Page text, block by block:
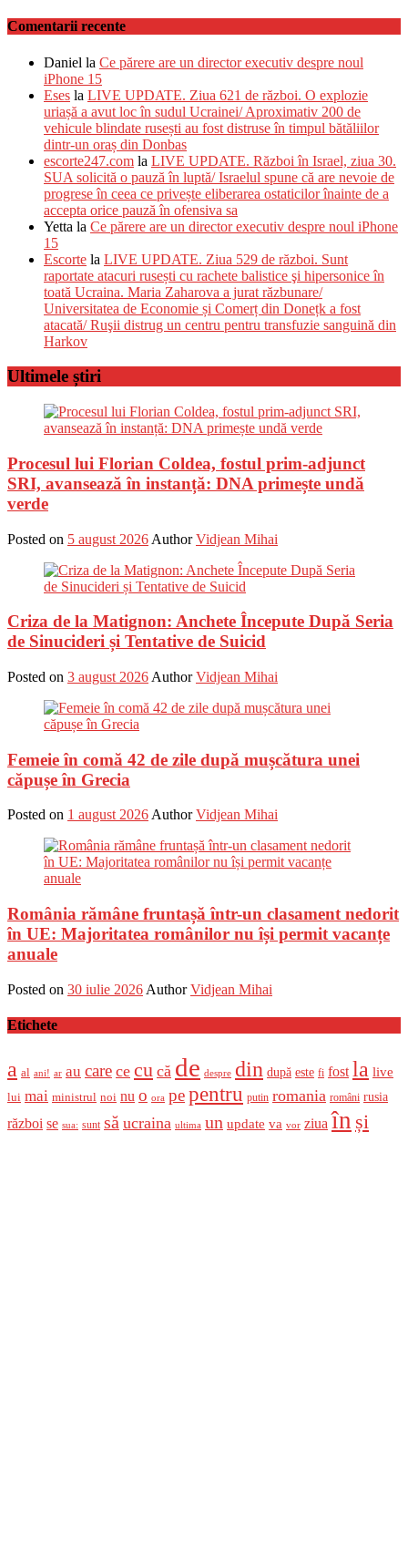
Comentarii recente
Daniel la Ce părere are un director executiv despre noul
iPhone 15
Eses la LIVE UPDATE. Ziua 621 de război. O explozie
uriașă a avut loc în sudul Ucrainei/ Aproximativ 200 de
vehicule blindate rusești au fost distruse în timpul bătăliilor
dintr-un oraș din Donbas
escorte247.com la LIVE UPDATE. Război în Israel, ziua 30.
SUA solicită o pauză în luptă/ Israelul spune că are nevoie de
progrese în ceea ce privește eliberarea ostaticilor înainte de a
accepta orice pauză în ofensiva sa
Yetta la Ce părere are un director executiv despre noul iPhone
15
Escorte la LIVE UPDATE. Ziua 529 de război. Sunt
raportate atacuri rusești cu rachete balistice şi hipersonice în
toată Ucraina. Maria Zaharova a jurat răzbunare/
Universitatea de Economie și Comerț din Donețk a fost
atacată/ Ruşii distrug un centru pentru transfuzie sanguină din
Harkov
Ultimele știri
Procesul lui Florian Coldea, fostul prim-adjunct
SRI, avansează în instanță: DNA primește undă
verde
Posted on 5 august 2026 Author Vidjean Mihai
Criza de la Matignon: Anchete Începute După Seria
de Sinucideri și Tentative de Suicid
Posted on 3 august 2026 Author Vidjean Mihai
Femeie în comă 42 de zile după mușcătura unei
căpușe în Grecia
Posted on 1 august 2026Author Vidjean Mihai
România rămâne fruntașă într-un clasament nedorit
în UE: Majoritatea românilor nu își permit vacanțe
anuale
Posted on 30 iulie 2026 Author Vidjean Mihai
Etichete
a al ani! ar au care ce cu că de despre din după este fi fost la live
lui mai ministrul noi nu o ora pepentru putin romania români rusia
război se sua: sunt să ucraina ultima un update va vor ziua în și